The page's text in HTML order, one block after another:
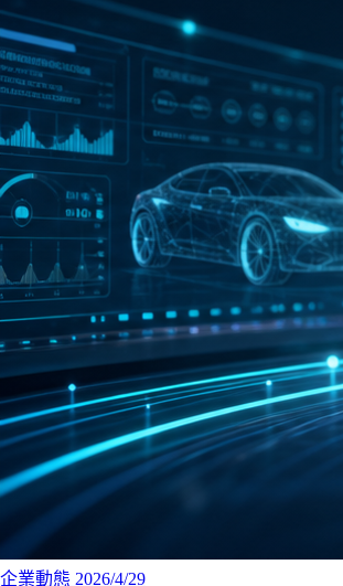
企業動態 2026/4/29